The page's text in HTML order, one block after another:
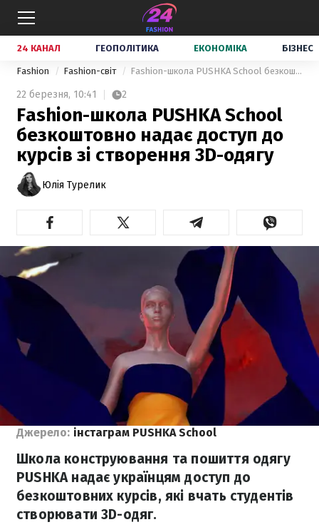
24 КАНАЛ ГЕОПОЛІТИКА ЕКОНОМІКА БІЗНЕС
Fashion Fashion-світ Fashion-школа PUSHKA School безкоштовно надає доступ до курсів зі створення 3D-одягу
22 березня, 10:41 2
Fashion-школа PUSHKA School
безкоштовно надає доступ до
курсів зі створення 3D-одягу
Юлія Турелик
Джерело: інстаграм PUSHKA School
Школа конструювання та пошиття одягу
PUSHKA надає українцям доступ до
безкоштовних курсів, які вчать студентів
створювати 3D-одяг.